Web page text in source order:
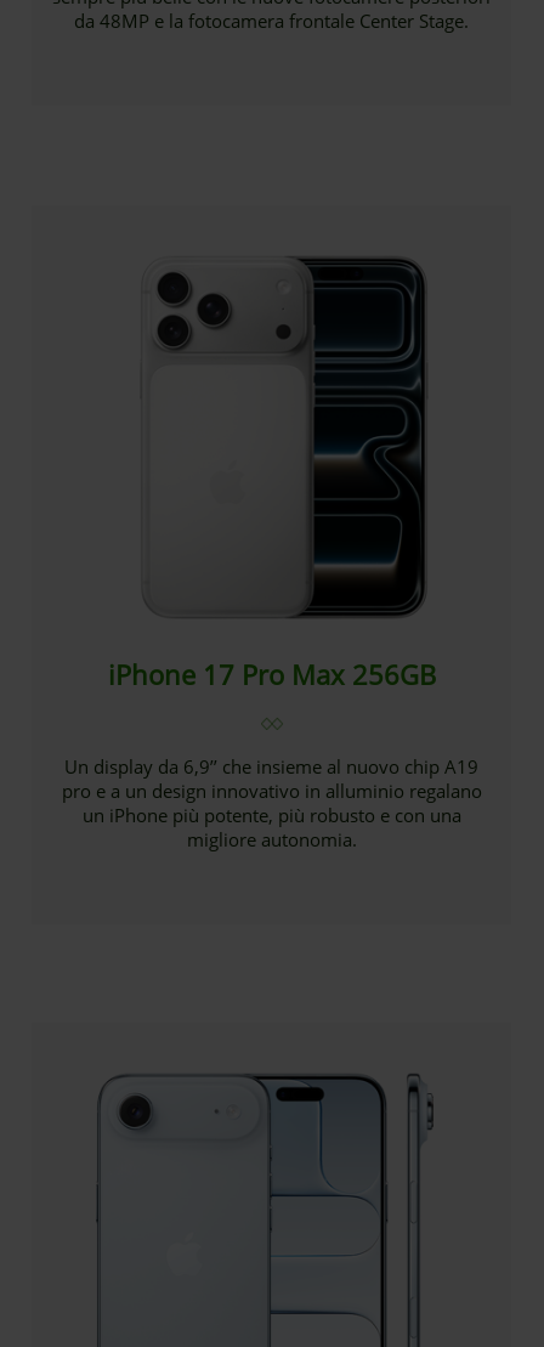
da 48MP e la fotocamera frontale Center Stage.
iPhone 17 Pro Max 256GB
Un display da 6,9’’ che insieme al nuovo chip A19
pro e a un design innovativo in alluminio regalano
un iPhone più potente, più robusto e con una
migliore autonomia.